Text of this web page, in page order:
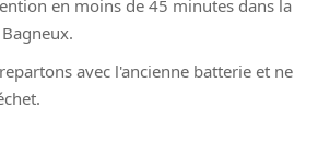
en moins de 45 minutes dans la
avec l'ancienne batterie et ne